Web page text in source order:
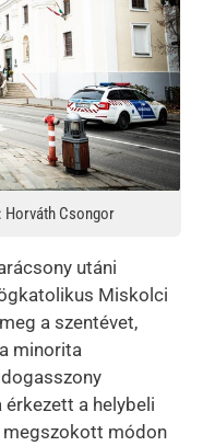
Csongor
utáni
Miskolci
a szentévet,
minorita
a helybeli
megszokott módon